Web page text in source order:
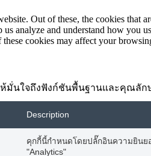
Out of these, the cookies that
analyze and understand how
cookies may affect your
ห้มั่นใจถึงฟังก์ชันพื้นฐานและคุณ
Description
คุกกี้นี้กำหนดโดยปลั๊กอินความยินย
"Analytics"